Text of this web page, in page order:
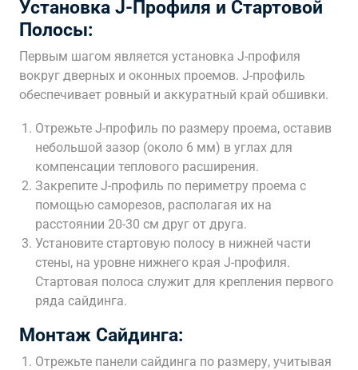
Установка J-Профиля и Стартовой
Полосы:
Первым шагом является установка J-профиля
вокруг дверных и оконных проемов. J-профиль
обеспечивает ровный и аккуратный край обшивки.
Отрежьте J-профиль по размеру проема, оставив
небольшой зазор (около 6 мм) в углах для
компенсации теплового расширения.
Закрепите J-профиль по периметру проема с
помощью саморезов, располагая их на
расстоянии 20-30 см друг от друга.
Установите стартовую полосу в нижней части
стены, на уровне нижнего края J-профиля.
Стартовая полоса служит для крепления первого
ряда сайдинга.
Монтаж Сайдинга:
Отрежьте панели сайдинга по размеру, учитывая